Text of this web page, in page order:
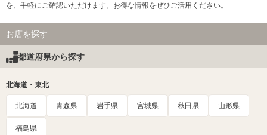
を、手軽にご確認いただけます。お得な情報をぜひご活用ください。
お店を探す
都道府県から探す
北海道・東北
北海道 青森県 岩手県 宮城県 秋田県 山形県
福島県